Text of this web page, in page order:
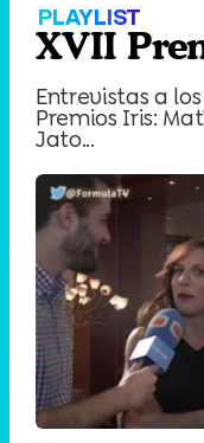
PLAYLIST
XVII
Entrevistas a
Premios Iris:
Jato...